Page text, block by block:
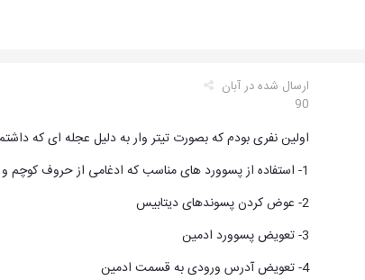
ارسال شده درآبان
90
اولین نفری بودم که بصورت تیتر وار به دلیل عجله ای که
1- استفاده از پسوورد های مناسب که ادغامی از حروف کوچم و بزرگ و اعداد می باشد.
2- عوض کردن پسوندهای دیتابیس
3- تعویض پسوورد ادمین
4- تعویض آدرس ورودی به قسمت ادمین